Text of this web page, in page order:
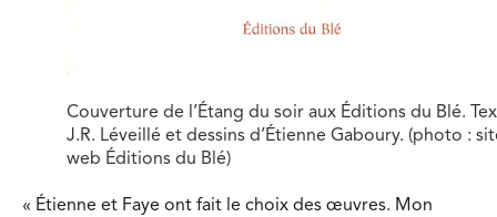
Couverture de l’Étang du soir aux Éditions du Blé.
J.R. Léveillé et dessins d’Étienne Gaboury. (photo :
web Éditions du Blé)
« Étienne et Faye ont fait le choix des œuvres. Mon